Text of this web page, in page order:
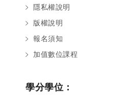
隱私權說明
版權說明
報名須知
加值數位課程
學分學位：